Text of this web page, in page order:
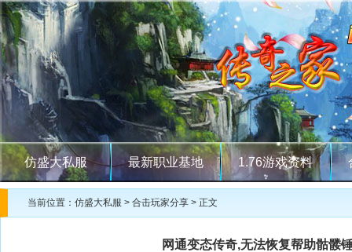
仿盛大私服 最新职业基地 1.76游戏资料
当前位置： 仿盛大私服 > 合击玩家分享 > 正文
网通变态传奇,无法恢复帮助骷髅